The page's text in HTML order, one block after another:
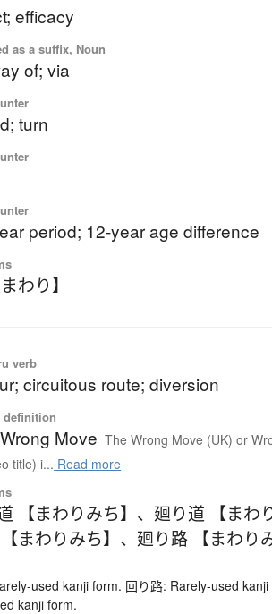
efficacy
as a suffix, Noun
of; via
turn
period; 12-year age difference
わり】
verb
circuitous route; diversion
definition
Move The Wrong Move (UK) or
title) i... Read more
【まわりみち】 、 廻り道 【まわ
まわりみち】 、 廻り路 【まわり
used kanji form. 回り路: Rarely-used
kanji form.